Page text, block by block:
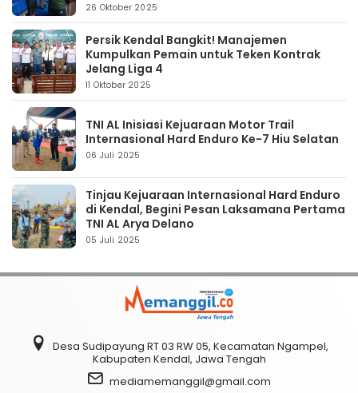
26 Oktober 2025
Persik Kendal Bangkit! Manajemen
Kumpulkan Pemain untuk Teken Kontrak
Jelang Liga 4
11 Oktober 2025
TNI AL Inisiasi Kejuaraan Motor Trail
Internasional Hard Enduro Ke-7 Hiu Selatan
06 Juli 2025
Tinjau Kejuaraan Internasional Hard Enduro
di Kendal, Begini Pesan Laksamana Pertama
TNI AL Arya Delano
05 Juli 2025
Desa Sudipayung RT 03 RW 05, Kecamatan Ngampel,
Kabupaten Kendal, Jawa Tengah
mediamemanggil@gmail.com